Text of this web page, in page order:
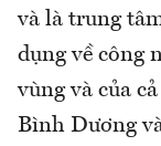
và là trung
dụng về công
vùng và của
Bình Dương